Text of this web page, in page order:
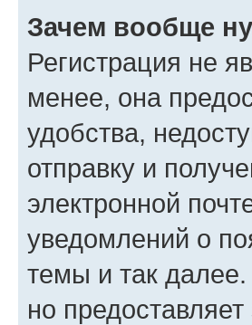
Зачем вообще
Регистрация не
менее, она
удобства,
отправку и
электронной
уведомлений о
темы и так далее.
но